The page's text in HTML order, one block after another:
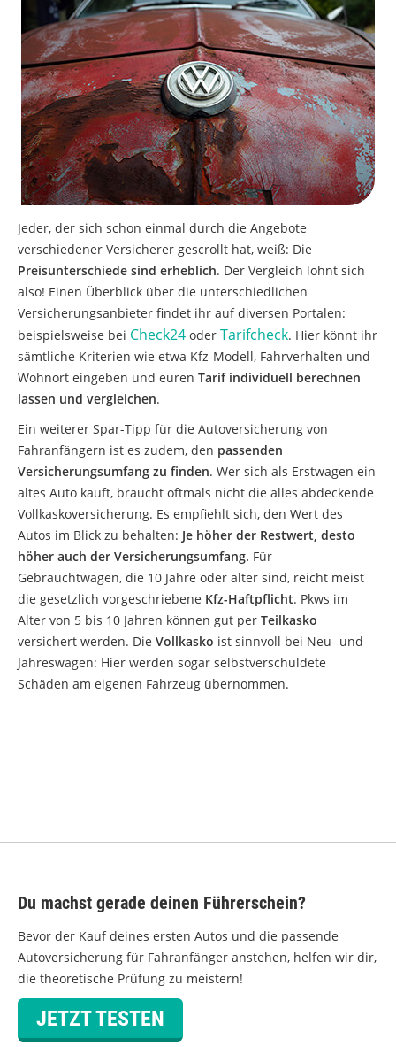
Jeder, der sich schon einmal durch die Angebote
verschiedener Versicherer gescrollt hat, weiß: Die
Preisunterschiede sind erheblich. Der Vergleich lohnt sich
also! Einen Überblick über die unterschiedlichen
Versicherungsanbieter findet ihr auf diversen Portalen:
beispielsweise bei Check24 oder Tarifcheck. Hier könnt ihr
sämtliche Kriterien wie etwa Kfz-Modell, Fahrverhalten und
Wohnort eingeben und euren Tarif individuell berechnen
lassen und vergleichen.
Ein weiterer Spar-Tipp für die Autoversicherung von
Fahranfängern ist es zudem, den passenden
Versicherungsumfang zu finden. Wer sich als Erstwagen ein
altes Auto kauft, braucht oftmals nicht die alles abdeckende
Vollkaskoversicherung. Es empfiehlt sich, den Wert des
Autos im Blick zu behalten: Je höher der Restwert, desto
höher auch der Versicherungsumfang. Für
Gebrauchtwagen, die 10 Jahre oder älter sind, reicht meist
die gesetzlich vorgeschriebene Kfz-Haftpflicht. Pkws im
Alter von 5 bis 10 Jahren können gut per Teilkasko
versichert werden. Die Vollkasko ist sinnvoll bei Neu- und
Jahreswagen: Hier werden sogar selbstverschuldete
Schäden am eigenen Fahrzeug übernommen.
Du machst gerade deinen Führerschein?
Bevor der Kauf deines ersten Autos und die passende
Autoversicherung für Fahranfänger anstehen, helfen wir dir,
die theoretische Prüfung zu meistern!
JETZT TESTEN